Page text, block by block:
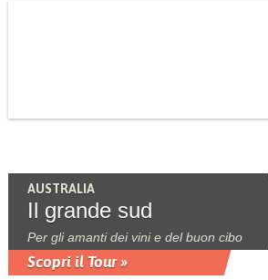
AUSTRALIA
Il grande sud
Per gli amanti dei vini e del buon cibo
Scopri il Tour »